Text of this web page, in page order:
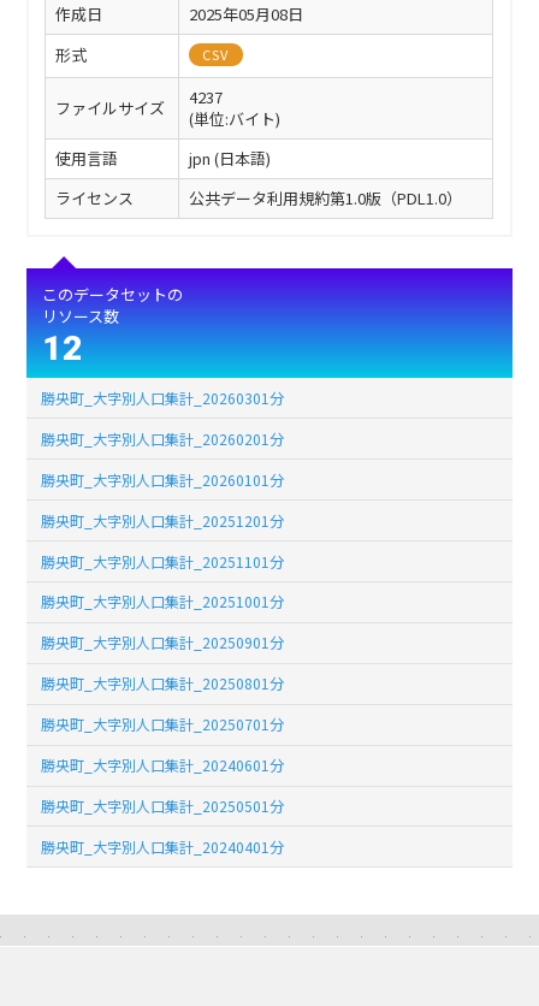
作成日
2025年05月08日
形式
CSV
ファイルサイズ
4237
(単位:バイト)
使用言語
jpn (日本語)
ライセンス
公共データ利用規約第1.0版（PDL1.0）
このデータセットの
リソース数
12
勝央町_大字別人口集計_20260301分
勝央町_大字別人口集計_20260201分
勝央町_大字別人口集計_20260101分
勝央町_大字別人口集計_20251201分
勝央町_大字別人口集計_20251101分
勝央町_大字別人口集計_20251001分
勝央町_大字別人口集計_20250901分
勝央町_大字別人口集計_20250801分
勝央町_大字別人口集計_20250701分
勝央町_大字別人口集計_20240601分
勝央町_大字別人口集計_20250501分
勝央町_大字別人口集計_20240401分